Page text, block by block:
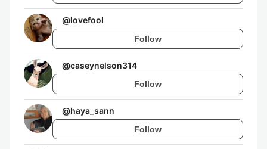
@lovefool
Follow
@caseynelson314
Follow
@haya_sann
Follow